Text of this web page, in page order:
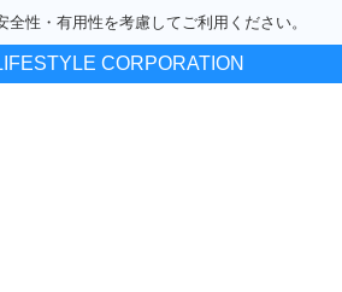
全性・有用性を考慮してご利用ください。
CORPORATION